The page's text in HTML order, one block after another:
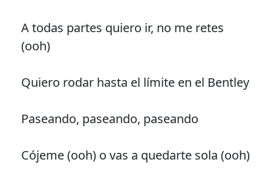
A todas partes quiero ir, no me retes
(ooh)
Quiero rodar hasta el límite en el Bentley
Paseando, paseando, paseando
Cójeme (ooh) o vas a quedarte sola (ooh)